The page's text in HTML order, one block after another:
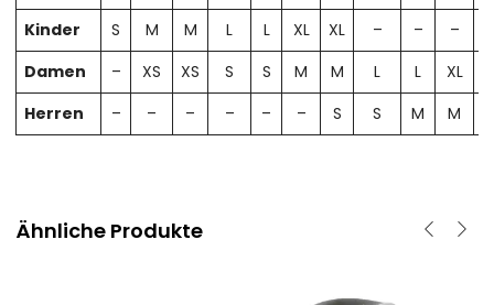
Kinder
S M M L L XL XL – – –
Damen
– XS XS S S M M L L XL
Herren
– – – – – – S S M M
Ähnliche Produkte